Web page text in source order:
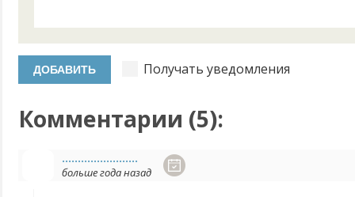
Получать уведомления
Комментарии (5):
........................
больше года назад